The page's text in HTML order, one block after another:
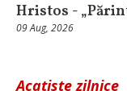
Hristos -
09 Aug, 2026
Acatiste zilnice